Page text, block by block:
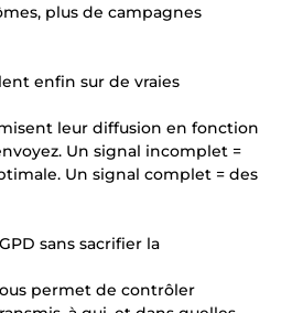
plus de campagnes
enfin sur de vraies
leur diffusion en fonction
Un signal incomplet =
Un signal complet = des
sans sacrifier la
permet de contrôler